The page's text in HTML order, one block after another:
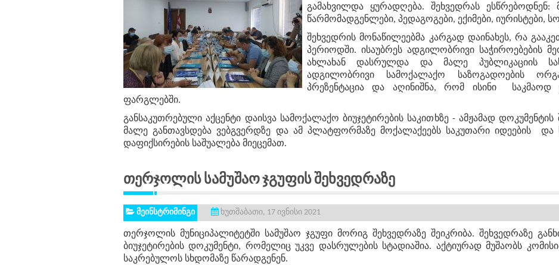
გამახვილდა ყურადღება. შეხვედრას
წარმომადგენლები, პედაგოგები, ექიმები, იურისტები,
შეხვედრის მონაწილეებმა კარგად დაინახეს, რა
პერიოდში. ისაუბრეს ადგილობრივი საჭიროებების
ახლახან დასრულდა და მალე პუბლიკაციის
ადგილობრივი სამოქალაქო საზოგადოების
პრეზენტაცია და აღინიშნა, რომ ისინი საკმაოდ
ფარგლებში.
განსაკუთრებული აქცენტი დაისვა სამოქალაქო ბიუჯეტირების საკითხზე - ამჟამად დოკუმენტის
მალე განთავსდება ვებგვერდზე და ამ პლატფორმაზე მოქალაქეებს საკუთარი იდეების და
დაფიქსირების საშუალება მიეცემათ.
Თერჯოლის Სამუშაო Ჯგუფის Შეხვედრაზე
მეინსტრიმინგი ხუთშაბათი, 17 ივნისი 2021
თერჯოლის მუნიციპალიტეტში სამუშაო ჯგუფი მორიგ შეხვედრაზე შეიკრიბა. შეხვედრაზე
ბიუჯეტირების დოკუმენტი, რომელიც უკვე დასრულების სტადიაშია. აქტიურად მუშაობს
საკრებულოს სხდომაზე წარადგენენ.